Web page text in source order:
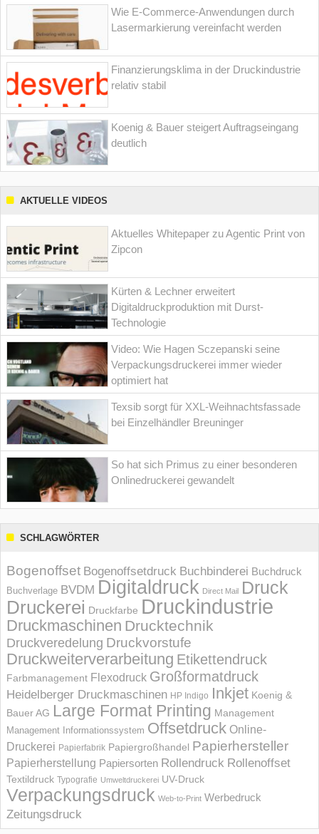
Wie E-Commerce-Anwendungen durch
Lasermarkierung vereinfacht werden
Finanzierungsklima in der Druckindustrie
relativ stabil
Koenig & Bauer steigert Auftragseingang
deutlich
AKTUELLE VIDEOS
Aktuelles Whitepaper zu Agentic Print von
Zipcon
Kürten & Lechner erweitert
Digitaldruckproduktion mit Durst-
Technologie
Video: Wie Hagen Sczepanski seine
Verpackungsdruckerei immer wieder
optimiert hat
Texsib sorgt für XXL-Weihnachtsfassade
bei Einzelhändler Breuninger
So hat sich Primus zu einer besonderen
Onlinedruckerei gewandelt
SCHLAGWÖRTER
Bogenoffset Bogenoffsetdruck Buchbinderei Buchdruck
Buchverlage BVDM Digitaldruck Direct Mail Druck
Druckerei Druckfarbe Druckindustrie
Druckmaschinen Drucktechnik
Druckveredelung Druckvorstufe
Druckweiterverarbeitung Etikettendruck
Farbmanagement Flexodruck Großformatdruck
Heidelberger Druckmaschinen HP Indigo Inkjet Koenig &
Bauer AG Large Format Printing Management
Management Informations­system Offsetdruck Online-
Druckerei Papierfabrik Papiergroßhandel Papierhersteller
Papierherstellung Papiersorten Rollendruck Rollenoffset
Textildruck Typografie Umweltdruckerei UV-Druck
Verpackungsdruck Web-to-Print Werbedruck
Zeitungsdruck